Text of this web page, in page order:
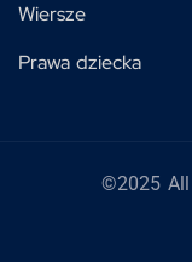
Wiersze
Prawa dziecka
©2025 All